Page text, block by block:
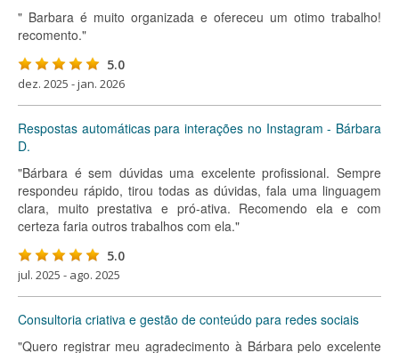
" Barbara é muito organizada e ofereceu um otimo trabalho!
recomento."
5.0
dez. 2025 - jan. 2026
Respostas automáticas para interações no Instagram - Bárbara
D.
"Bárbara é sem dúvidas uma excelente profissional. Sempre
respondeu rápido, tirou todas as dúvidas, fala uma linguagem
clara, muito prestativa e pró-ativa. Recomendo ela e com
certeza faria outros trabalhos com ela."
5.0
jul. 2025 - ago. 2025
Consultoria criativa e gestão de conteúdo para redes sociais
"Quero registrar meu agradecimento à Bárbara pelo excelente